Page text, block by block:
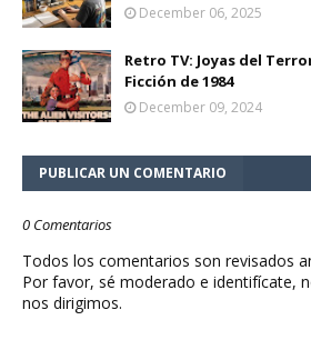
December 06, 2025
Retro TV: Joyas del
Ficción de 1984
December 09, 2024
PUBLICAR UN COMENTARIO
0 Comentarios
Todos los comentarios son revisados
Por favor, sé moderado e identifícate,
nos dirigimos.